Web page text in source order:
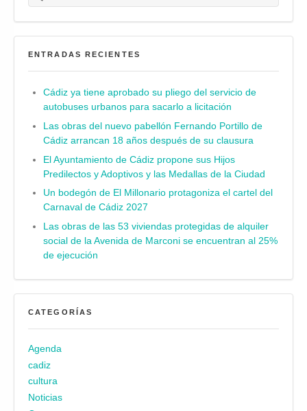
ENTRADAS RECIENTES
Cádiz ya tiene aprobado su pliego del servicio de
autobuses urbanos para sacarlo a licitación
Las obras del nuevo pabellón Fernando Portillo de
Cádiz arrancan 18 años después de su clausura
El Ayuntamiento de Cádiz propone sus Hijos
Predilectos y Adoptivos y las Medallas de la Ciudad
Un bodegón de El Millonario protagoniza el cartel del
Carnaval de Cádiz 2027
Las obras de las 53 viviendas protegidas de alquiler
social de la Avenida de Marconi se encuentran al 25%
de ejecución
CATEGORÍAS
Agenda
cadiz
cultura
Noticias